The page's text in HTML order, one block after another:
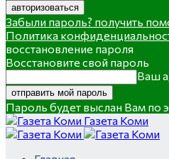
Забыли пароль? получить
Политика
восстановление пароля
Восстановите свой пароль
Ваш
Пароль будет выслан Вам по
Газета Коми